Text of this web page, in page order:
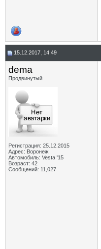
15.12.2017, 14:49
dema
Продвинутый
Регистрация: 25.12.2015
Адрес: Воронеж
Автомобиль: Vesta '15
Возраст: 42
Сообщений: 11,027